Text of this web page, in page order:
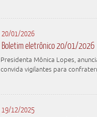
20/01/2026
Boletim eletrônico 20/01/2026
Presidenta Mônica Lopes,
convida vigilantes para
19/12/2025